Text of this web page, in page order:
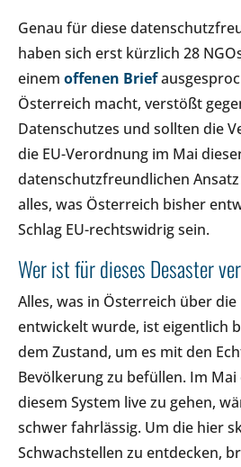
Genau für diese
haben sich erst kürzlich 28
einem offenen Brief
Österreich macht, verstößt
Datenschutzes und sollten die
die EU-Verordnung im Mai
datenschutzfreundlichen
alles, was Österreich bisher
Schlag EU-rechtswidrig sein.
Wer ist für dieses Desaster
Alles, was in Österreich über
entwickelt wurde, ist eigentlich
dem Zustand, um es mit den
Bevölkerung zu befüllen. Im
diesem System live zu gehen,
schwer fahrlässig. Um die hier
Schwachstellen zu entdecken,